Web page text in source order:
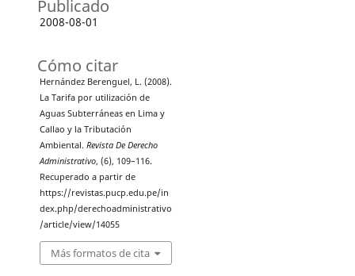
Publicado
2008-08-01
Cómo citar
Hernández Berenguel, L. (2008).
La Tarifa por utilización de
Aguas Subterráneas en Lima y
Callao y la Tributación
Ambiental. Revista De Derecho
Administrativo, (6), 109–116.
Recuperado a partir de
https://revistas.pucp.edu.pe/in
dex.php/derechoadministrativo
/article/view/14055
Más formatos de cita